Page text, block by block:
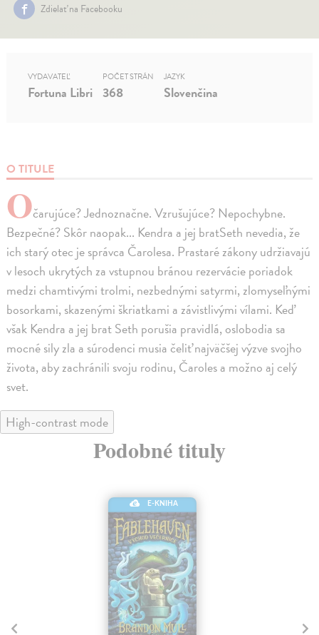
Zdielať na Facebooku
O TITULE
Očarujúce? Jednoznačne. Vzrušujúce? Nepochybne.
Bezpečné? Skôr naopak... Kendra a jej bratSeth nevedia, že
ich starý otec je správca Čarolesa. Prastaré zákony udržiavajú
v lesoch ukrytých za vstupnou bránou rezervácie poriadok
medzi chamtivými trolmi, nezbednými satyrmi, zlomyseľnými
bosorkami, skazenými škriatkami a závistlivými vílami. Keď
však Kendra a jej brat Seth porušia pravidlá, oslobodia sa
mocné sily zla a súrodenci musia čeliť najväčšej výzve svojho
života, aby zachránili svoju rodinu, Čaroles a možno aj celý
svet.
VYDAVATEĽ
Fortuna Libri
POČET STRÁN
368
JAZYK
Slovenčina
High-contrast mode
Podobné tituly
E-KNIHA